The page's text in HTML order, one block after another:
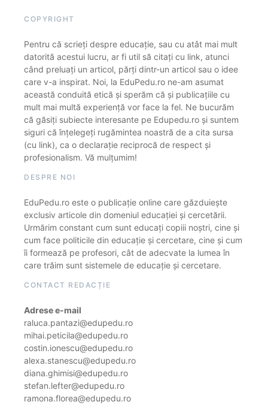
COPYRIGHT
Pentru că scrieți despre educație, sau cu atât mai mult
datorită acestui lucru, ar fi util să citați cu link, atunci
când preluați un articol, părți dintr-un articol sau o idee
care v-a inspirat. Noi, la EduPedu.ro ne-am asumat
această conduită etică și sperăm că și publicațiile cu
mult mai multă experiență vor face la fel. Ne bucurăm
că găsiți subiecte interesante pe Edupedu.ro și suntem
siguri că înțelegeți rugămintea noastră de a cita sursa
(cu link), ca o declarație reciprocă de respect și
profesionalism. Vă mulțumim!
DESPRE NOI
EduPedu.ro este o publicație online care găzduiește
exclusiv articole din domeniul educației și cercetării.
Urmărim constant cum sunt educați copiii noștri, cine și
cum face politicile din educație și cercetare, cine și cum
îi formează pe profesori, cât de adecvate la lumea în
care trăim sunt sistemele de educație și cercetare.
CONTACT REDACȚIE
Adrese e-mail
raluca.pantazi@edupedu.ro
mihai.peticila@edupedu.ro
costin.ionescu@edupedu.ro
alexa.stanescu@edupedu.ro
diana.ghimisi@edupedu.ro
stefan.lefter@edupedu.ro
ramona.florea@edupedu.ro